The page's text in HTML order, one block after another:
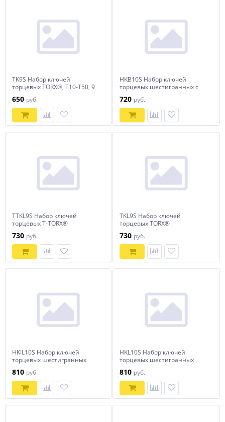
TK9S Набор ключей
торцевых TORX®, Т10-T50, 9
650 руб.
HKB10S Набор ключей
торцевых шестигранных с
предметов
720 руб.
TTKL9S Набор ключей
торцевых T-TORX®
центрированным штифтом,
Т10H-T50H, 9 предметов
730 руб.
TKL9S Набор ключей
торцевых TORX®
предметов
730 руб.
HKIL10S Набор ключей
торцевых шестигранных
H1/16"-H3/8", 10 предметов
810 руб.
HKL10S Набор ключей
торцевых шестигранных
предметов
810 руб.